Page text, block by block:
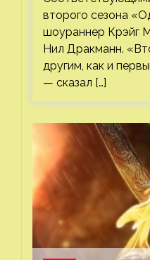
второго сезона
шоураннер Крэйг
Нил Дракманн.
другим, как и
— сказал […]